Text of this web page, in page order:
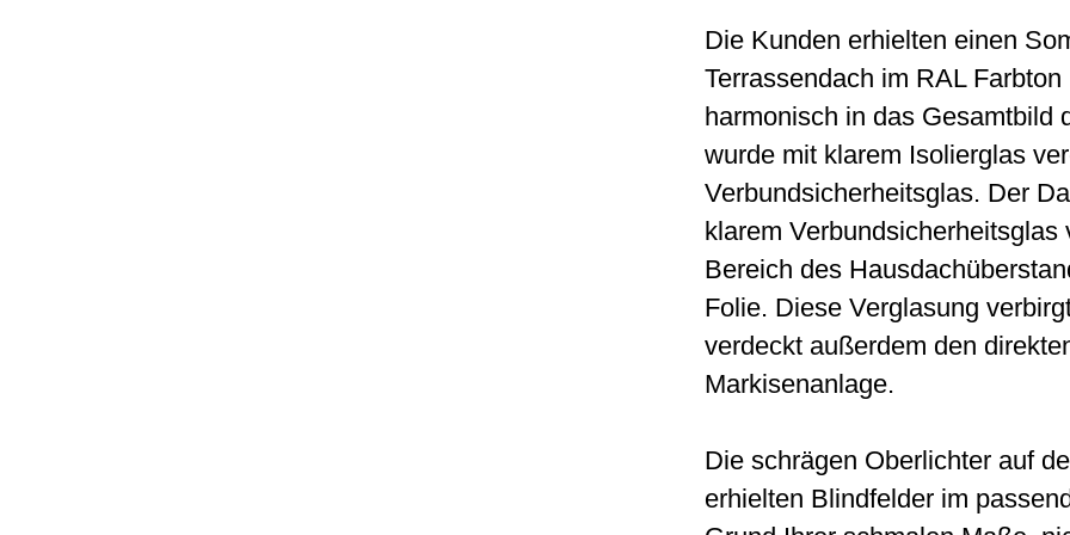
Die Kunden erhielten einen
Terrassendach im RAL
harmonisch in das Gesamtbild
wurde mit klarem Isolierglas
Verbundsicherheitsglas. Der
klarem
Bereich des
Folie. Diese Verglasung
verdeckt außerdem den
Markisenanlage.
Die schrägen Oberlichter auf
erhielten Blindfelder im